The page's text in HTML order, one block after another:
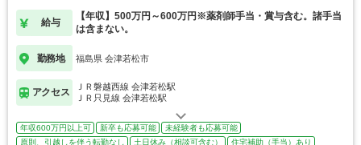
給与
【年収】500万円～600万円※薬剤師手当・賞与含む。諸手当
は含まない。
勤務地 福島県 会津若松市
アクセス
ＪＲ磐越西線 会津若松駅
ＪＲ只見線 会津若松駅
年収600万円以上可 新卒も応募可能
未経験者も応募可能
原則、引越しを伴う転勤なし
土日休み（相談可含む）
住宅補助（手当）あり